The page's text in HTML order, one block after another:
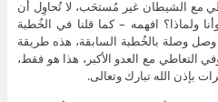
مع الشيطان غير مُستحَب، لا تُحاوِل أن
ولماذا؟ افهمه – كما قلنا في الخُطبة
وصلة بالخُطبة السابقة، هذه طريقة
التعاطي مع العدو الأكبر، هذا هو فقط،
بإذن الله تبارك وتعالى.